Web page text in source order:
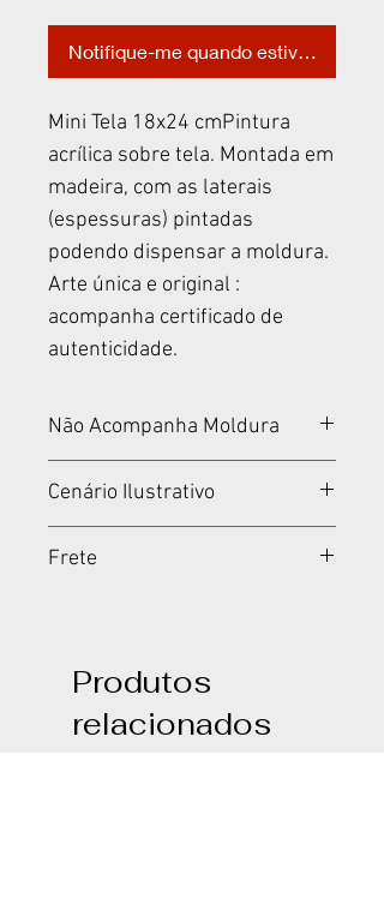
Notifique-me quando estiver
Mini Tela 18x24 cmPintura
acrílica sobre tela. Montada em
madeira, com as laterais
(espessuras) pintadas
podendo dispensar a moldura.
Arte única e original :
acompanha certificado de
autenticidade.
Não Acompanha Moldura
Não acompanha moldura.
Cenário Ilustrativo
ilustrativos.
Frete
Produtos
relacionados